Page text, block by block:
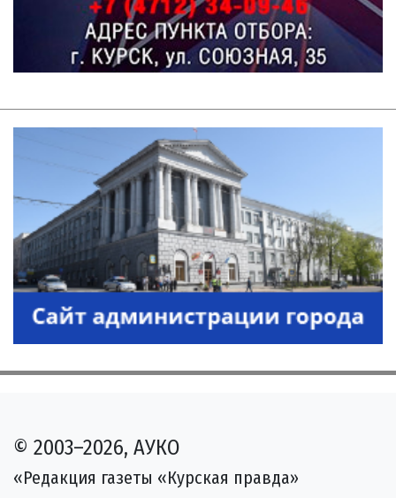
© 2003–2026, АУКО
«Редакция газеты «Курская правда»